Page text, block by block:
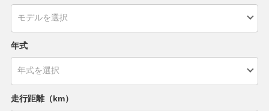
年式
走行距離（km）